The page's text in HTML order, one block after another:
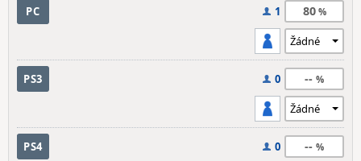
PC 1 80
PS3 0 --
PS4 0 --